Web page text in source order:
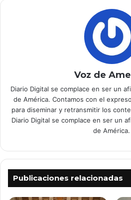
Voz de
Diario Digital se complace en ser un
de América. Contamos con el
para diseminar y retransmitir los
Diario Digital se complace en ser un
de América.
Publicaciones relacionadas